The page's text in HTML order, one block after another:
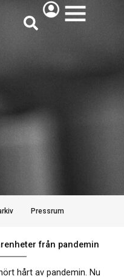
ÖPPNA
Pressrum
från pandemin
hårt av pandemin. Nu